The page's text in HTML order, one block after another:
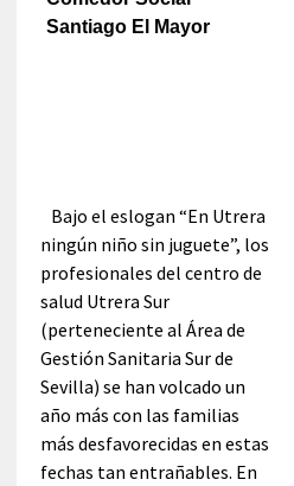
Bajo el eslogan “En Utrera
ningún niño sin juguete”, los
profesionales del centro de
salud Utrera Sur
(perteneciente al Área de
Gestión Sanitaria Sur de
Sevilla) se han volcado un
año más con las familias
más desfavorecidas en estas
fechas tan entrañables. En